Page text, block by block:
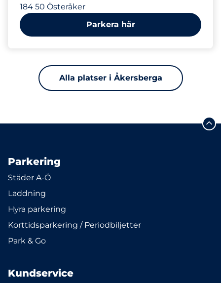
184 50 Österåker
Parkera här
Alla platser i Åkersberga
Parkering
Städer A-Ö
Laddning
Hyra parkering
Korttidsparkering / Periodbiljetter
Park & Go
Kundservice